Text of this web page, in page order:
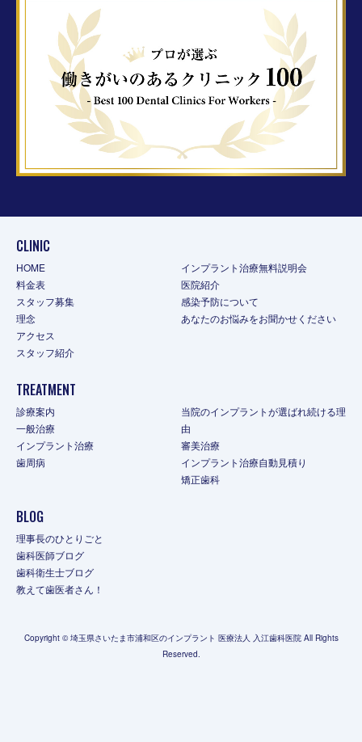
CLINIC
HOME
料金表
スタッフ募集
理念
アクセス
スタッフ紹介
インプラント治療無料説明会
医院紹介
感染予防について
あなたのお悩みをお聞かせください
TREATMENT
診療案内
一般治療
インプラント治療
歯周病
当院のインプラントが選ばれ続ける理
由
審美治療
インプラント治療自動見積り
矯正歯科
BLOG
理事長のひとりごと
歯科医師ブログ
歯科衛生士ブログ
教えて歯医者さん！
Copyright © 埼玉県さいたま市浦和区のインプラント 医療法人 入江歯科医院 All Rights
Reserved.